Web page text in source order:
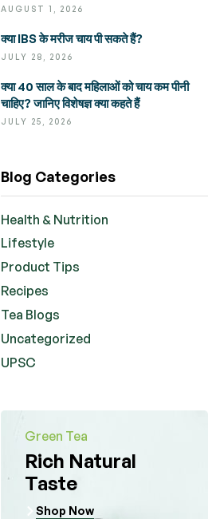
AUGUST 1, 2026
JULY 28, 2026
क्या IBS के मरीज चाय पी सकते हैं?
JULY 25, 2026
क्या 40 साल के बाद महिलाओं को चाय कम पीनी
चाहिए? जानिए विशेषज्ञ क्या कहते हैं
Blog Categories
Health & Nutrition
Lifestyle
Product Tips
Recipes
Tea Blogs
Uncategorized
UPSC
Green Tea
Rich Natural
Taste
Shop Now